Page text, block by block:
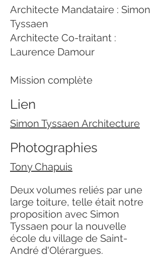
Architecte Mandataire : Simon
Tyssaen
Architecte Co-traitant :
Laurence Damour
Mission complète
Lien
Simon Tyssaen Architecture
Photographies
Tony Chapuis
Deux volumes reliés par une
large toiture, telle était notre
proposition avec Simon
Tyssaen pour la nouvelle
école du village de Saint-
André d'Olérargues.